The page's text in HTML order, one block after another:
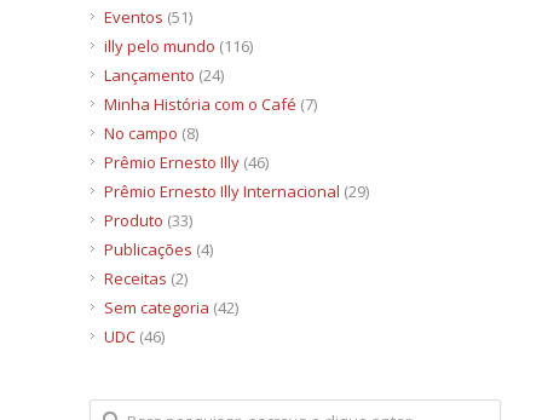
Eventos (51)
illy pelo mundo (116)
Lançamento (24)
Minha História com o Café (7)
No campo (8)
Prêmio Ernesto Illy (46)
Prêmio Ernesto Illy Internacional (29)
Produto (33)
Publicações (4)
Receitas (2)
Sem categoria (42)
UDC (46)